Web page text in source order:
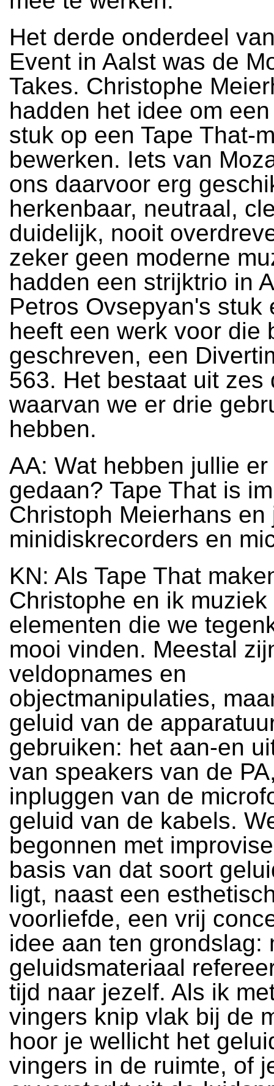
Het derde onderdeel
Event in Aalst was de
Takes. Christophe
hadden het idee om
stuk op een Tape That-
bewerken. Iets van
ons daarvoor erg
herkenbaar, neutraal,
duidelijk, nooit
zeker geen moderne
hadden een strijktrio in
Petros Ovsepyan's stuk
heeft een werk voor die
geschreven, een
563. Het bestaat uit zes
waarvan we er drie
hebben.
AA: Wat hebben jullie er
gedaan? Tape That is
Christoph Meierhans en
minidiskrecorders en
KN: Als Tape That
Christophe en ik muziek
elementen die we
mooi vinden. Meestal
veldopnames en
objectmanipulaties,
geluid van de
gebruiken: het aan-en
van speakers van de
inpluggen van de
geluid van de kabels.
begonnen met
basis van dat soort
ligt, naast een
voorliefde, een vrij
idee aan ten grondslag:
geluidsmateriaal
tijd naar jezelf. Als ik
vingers knip vlak bij de
hoor je wellicht het
vingers in de ruimte, of